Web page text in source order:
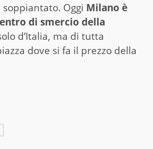
Oggi Milano è
di smercio della
d’Italia, ma di tutta
dove si fa il prezzo della